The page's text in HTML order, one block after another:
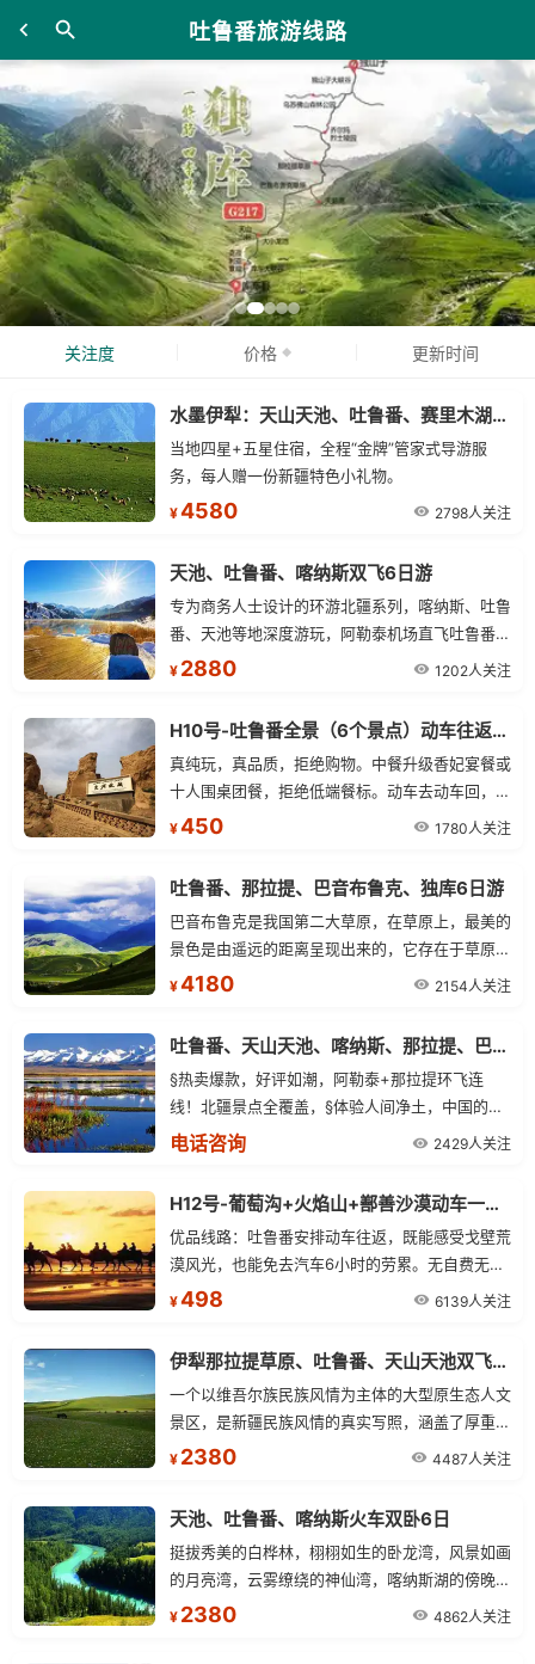
吐鲁番旅游线路
关注度 价格 更新时间
水墨伊犁：天山天池、吐鲁番、赛里木湖、那拉提草原往返8日游
当地四星+五星住宿，全程“金牌”管家式导游服
务，每人赠一份新疆特色小礼物。
¥4580 2798人关注
天池、吐鲁番、喀纳斯双飞6日游
专为商务人士设计的环游北疆系列，喀纳斯、吐鲁
番、天池等地深度游玩，阿勒泰机场直飞吐鲁番，
匪夷所思的安排，货真价实的景点，不走一步回头
感受当地的民族风情。
¥ 2880 1202人关注
H10号-吐鲁番全景（6个景点）动车往返一日游
真纯玩，真品质，拒绝购物。中餐升级香妃宴餐或
十人围桌团餐，拒绝低端餐标。动车去动车回，当
天往返，节约车程，免舟车劳顿。深度游览吐鲁番
¥450 1780人关注
吐鲁番、那拉提、巴音布鲁克、独库6日游
巴音布鲁克是我国第二大草原，在草原上，最美的
景色是由遥远的距离呈现出来的，它存在于草原空
间的深度之中。这里雪峰环抱，地势跌宕，水草美
¥4180 2154人关注
吐鲁番、天山天池、喀纳斯、那拉提、巴音布鲁克9日疆内环飞阿勒泰进
§热卖爆款，好评如潮，阿勒泰+那拉提环飞连
线！北疆景点全覆盖，§体验人间净土，中国的北
欧风光喀纳斯湖景区§7晚三星标准酒店§赏薰衣
电话咨询 2429人关注
H12号-葡萄沟+火焰山+鄯善沙漠动车一日精品游
优品线路：吐鲁番安排动车往返，既能感受戈壁荒
漠风光，也能免去汽车6小时的劳累。无自费无购
物，尽情畅玩：纯玩无购物，无隐形消费，把更多
足您对新疆美食的所有想象。
¥498 6139人关注
伊犁那拉提草原、吐鲁番、天山天池双飞6日游
一个以维吾尔族民族风情为主体的大型原生态人文
景区，是新疆民族风情的真实写照，涵盖了厚重的
维吾尔族文化和独特的民风民情。
¥ 2380 4487人关注
天池、吐鲁番、喀纳斯火车双卧6日
挺拔秀美的白桦林，栩栩如生的卧龙湾，风景如画
的月亮湾，云雾缭绕的神仙湾，喀纳斯湖的傍晚，
是摄影家的最爱。
¥ 2380 4862人关注